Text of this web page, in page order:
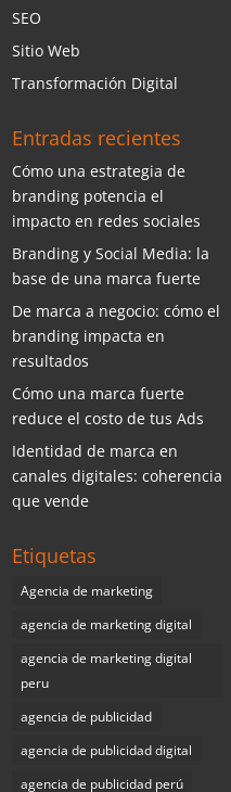
SEO
Sitio Web
Transformación Digital
Entradas recientes
Cómo una estrategia de
branding potencia el
impacto en redes sociales
Branding y Social Media: la
base de una marca fuerte
De marca a negocio: cómo el
branding impacta en
resultados
Cómo una marca fuerte
reduce el costo de tus Ads
Identidad de marca en
canales digitales: coherencia
que vende
Etiquetas
Agencia de marketing
agencia de marketing digital
agencia de marketing digital
peru
agencia de publicidad
agencia de publicidad digital
agencia de publicidad perú